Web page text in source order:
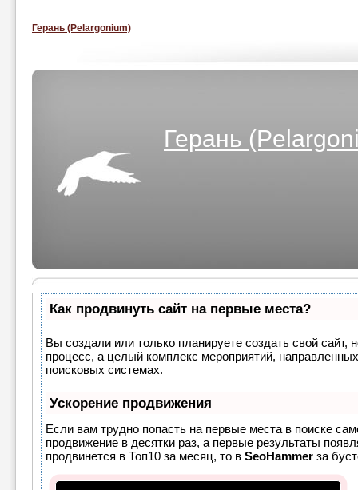
Герань (Pelargonium)
Герань
Как продвинуть сайт на первые места?
Вы создали или только планируете создать свой сайт,
процесс, а целый комплекс мероприятий,
поисковых системах.
Ускорение продвижения
Если вам трудно попасть на первые места в поиске
продвижение в десятки раз, а первые результаты
продвинется в Топ10 за месяц, то в SeoHammer за